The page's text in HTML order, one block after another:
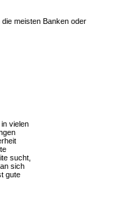
meisten Banken oder
vielen
sucht,
sich
gute